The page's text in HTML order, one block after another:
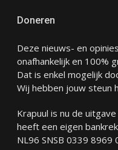
Doneren
Deze nieuws- en
onafhankelijk en 100%
Dat is enkel mogelijk
Wij hebben jouw steun
Krapuul is nu de
heeft een eigen
NL96 SNSB 0339 8969